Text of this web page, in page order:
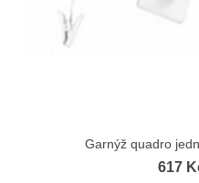
Garnýž quadro
617